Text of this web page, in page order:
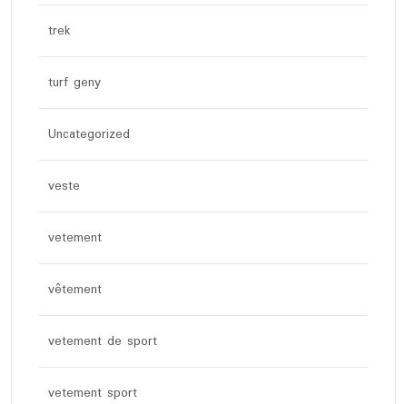
trek
turf geny
Uncategorized
veste
vetement
vêtement
vetement de sport
vetement sport